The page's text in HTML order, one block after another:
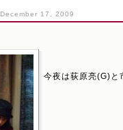
December 17, 2009
今夜は荻原亮(G)と